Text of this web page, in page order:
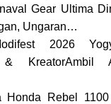
Gear Ultima
Ungaran…
2026
& KreatorAmbil
Honda Rebel